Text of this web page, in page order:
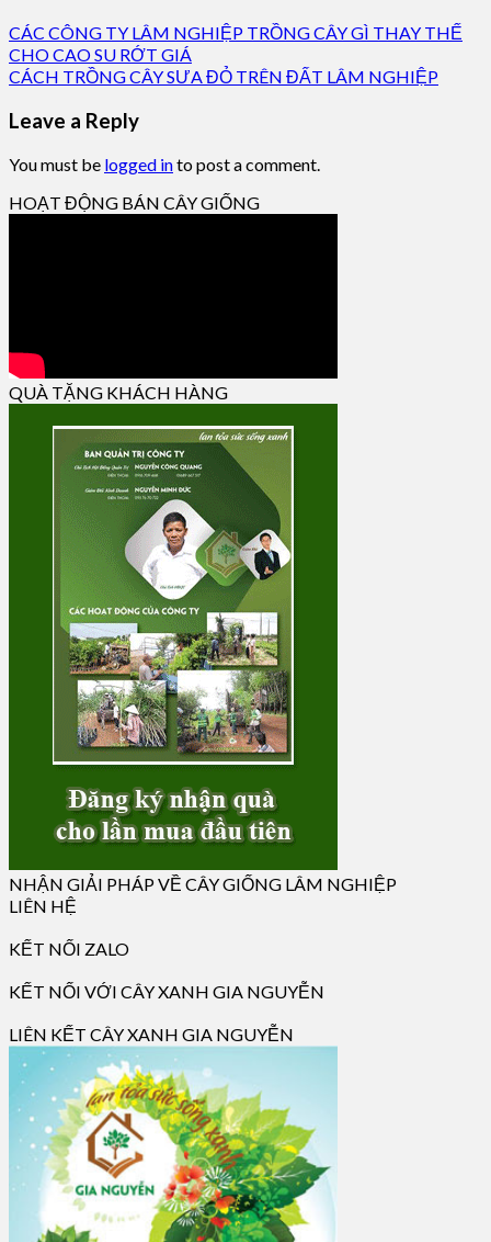
CÁC CÔNG TY LÂM NGHIỆP TRỒNG CÂY GÌ THAY THẾ
CHO CAO SU RỚT GIÁ
CÁCH TRỒNG CÂY SƯA ĐỎ TRÊN ĐẤT LÂM NGHIỆP
Leave a Reply
You must be logged into post a comment.
HOẠT ĐỘNG BÁN CÂY GIỐNG
QUÀ TẶNG KHÁCH HÀNG
NHẬN GIẢI PHÁP VỀ CÂY GIỐNG LÂM NGHIỆP
LIÊN HỆ
KẾT NỐI ZALO
KẾT NỐI VỚI CÂY XANH GIA NGUYỄN
LIÊN KẾT CÂY XANH GIA NGUYỄN